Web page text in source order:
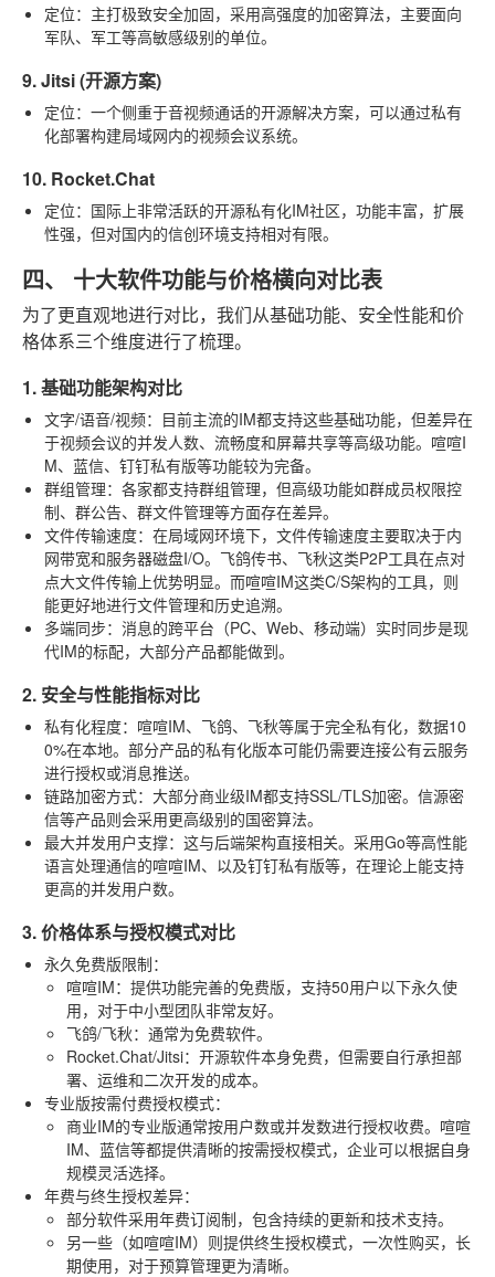
定位：主打极致安全加固，采用高强度的加密算法，主要面向
军队、军工等高敏感级别的单位。
9. Jitsi (开源方案)
定位：一个侧重于音视频通话的开源解决方案，可以通过私有
化部署构建局域网内的视频会议系统。
10. Rocket.Chat
定位：国际上非常活跃的开源私有化IM社区，功能丰富，扩展
性强，但对国内的信创环境支持相对有限。
四、 十大软件功能与价格横向对比表
为了更直观地进行对比，我们从基础功能、安全性能和价
格体系三个维度进行了梳理。
1. 基础功能架构对比
文字/语音/视频：目前主流的IM都支持这些基础功能，但差异在
于视频会议的并发人数、流畅度和屏幕共享等高级功能。喧喧I
M、蓝信、钉钉私有版等功能较为完备。
群组管理：各家都支持群组管理，但高级功能如群成员权限控
制、群公告、群文件管理等方面存在差异。
文件传输速度：在局域网环境下，文件传输速度主要取决于内
网带宽和服务器磁盘I/O。飞鸽传书、飞秋这类P2P工具在点对
点大文件传输上优势明显。而喧喧IM这类C/S架构的工具，则
能更好地进行文件管理和历史追溯。
多端同步：消息的跨平台（PC、Web、移动端）实时同步是现
代IM的标配，大部分产品都能做到。
2. 安全与性能指标对比
私有化程度：喧喧IM、飞鸽、飞秋等属于完全私有化，数据10
0%在本地。部分产品的私有化版本可能仍需要连接公有云服务
进行授权或消息推送。
链路加密方式：大部分商业级IM都支持SSL/TLS加密。信源密
信等产品则会采用更高级别的国密算法。
最大并发用户支撑：这与后端架构直接相关。采用Go等高性能
语言处理通信的喧喧IM、以及钉钉私有版等，在理论上能支持
更高的并发用户数。
3. 价格体系与授权模式对比
永久免费版限制：
喧喧IM：提供功能完善的免费版，支持50用户以下永久使
用，对于中小型团队非常友好。
飞鸽/飞秋：通常为免费软件。
Rocket.Chat/Jitsi：开源软件本身免费，但需要自行承担部
署、运维和二次开发的成本。
专业版按需付费授权模式：
商业IM的专业版通常按用户数或并发数进行授权收费。喧喧
IM、蓝信等都提供清晰的按需授权模式，企业可以根据自身
规模灵活选择。
年费与终生授权差异：
部分软件采用年费订阅制，包含持续的更新和技术支持。
另一些（如喧喧IM）则提供终生授权模式，一次性购买，长
期使用，对于预算管理更为清晰。